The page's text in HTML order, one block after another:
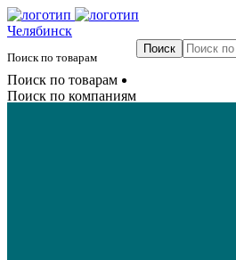
Челябинск
Поиск по товарам
Поиск по товарам
Поиск по компаниям